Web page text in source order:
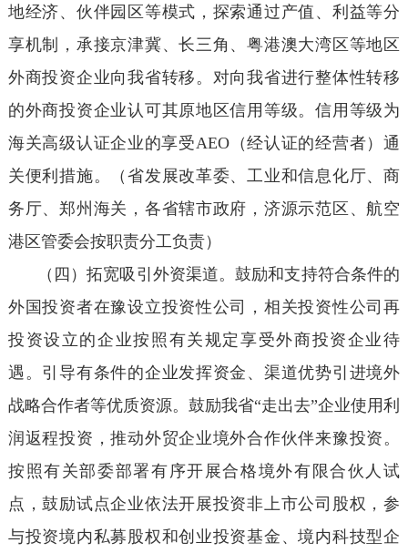
地经济、伙伴园区等模式，探索通过产值、利益等分
享机制，承接京津冀、长三角、粤港澳大湾区等地区
外商投资企业向我省转移。对向我省进行整体性转移
的外商投资企业认可其原地区信用等级。信用等级为
海关高级认证企业的享受AEO（经认证的经营者）通
关便利措施。（省发展改革委、工业和信息化厅、商
务厅、郑州海关，各省辖市政府，济源示范区、航空
港区管委会按职责分工负责）
（四）拓宽吸引外资渠道。鼓励和支持符合条件的
外国投资者在豫设立投资性公司，相关投资性公司再
投资设立的企业按照有关规定享受外商投资企业待
遇。引导有条件的企业发挥资金、渠道优势引进境外
战略合作者等优质资源。鼓励我省“走出去”企业使用利
润返程投资，推动外贸企业境外合作伙伴来豫投资。
按照有关部委部署有序开展合格境外有限合伙人试
点，鼓励试点企业依法开展投资非上市公司股权，参
与投资境内私募股权和创业投资基金、境内科技型企